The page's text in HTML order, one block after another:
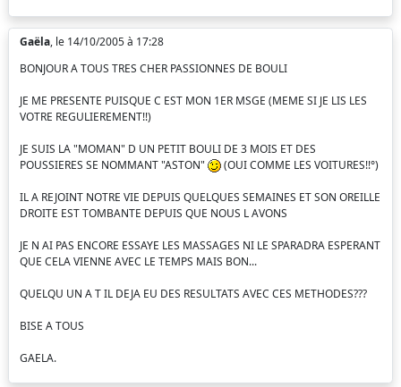
Gaëla, le 14/10/2005 à 17:28
BONJOUR A TOUS TRES CHER PASSIONNES DE BOULI
JE ME PRESENTE PUISQUE C EST MON 1ER MSGE (MEME SI JE LIS LES
VOTRE REGULIEREMENT!!)
JE SUIS LA "MOMAN" D UN PETIT BOULI DE 3 MOIS ET DES
POUSSIERES SE NOMMANT "ASTON"
(OUI COMME LES VOITURES!!°)
IL A REJOINT NOTRE VIE DEPUIS QUELQUES SEMAINES ET SON OREILLE
DROITE EST TOMBANTE DEPUIS QUE NOUS L AVONS
JE N AI PAS ENCORE ESSAYE LES MASSAGES NI LE SPARADRA ESPERANT
QUE CELA VIENNE AVEC LE TEMPS MAIS BON...
QUELQU UN A T IL DEJA EU DES RESULTATS AVEC CES METHODES???
BISE A TOUS
GAELA.